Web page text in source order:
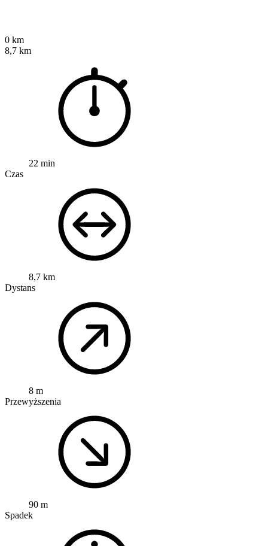
0 km
8,7 km
22 min
Czas
8,7 km
Dystans
8 m
Przewyższenia
90 m
Spadek